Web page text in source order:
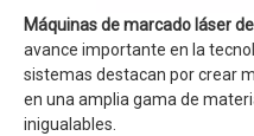
Máquinas de marcado láser
avance importante en la
sistemas destacan por crear
en una amplia gama de
inigualables.